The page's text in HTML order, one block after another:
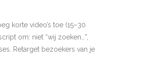
korte video’s toe (15–30
om: niet “wij zoeken…”,
Retarget bezoekers van je